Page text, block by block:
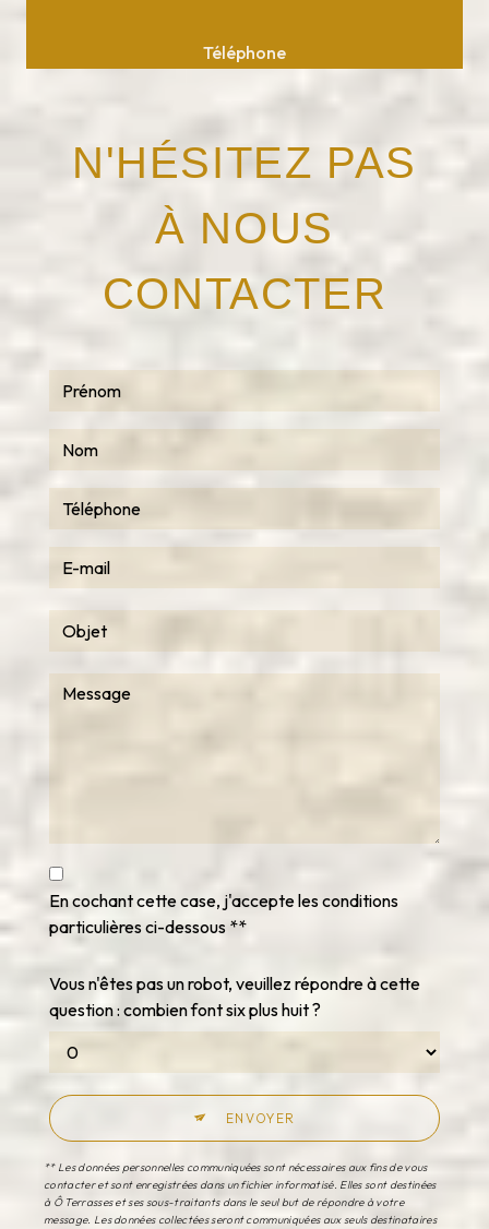
Téléphone
N'HÉSITEZ PAS
À NOUS
CONTACTER
En cochant cette case, j'accepte les conditions
particulières ci-dessous **
Vous n'êtes pas un robot, veuillez répondre à cette
question : combien font six plus huit ?
ENVOYER
** Les données personnelles communiquées sont nécessaires aux fins de vous
contacter et sont enregistrées dans un fichier informatisé. Elles sont destinées
à Ô Terrasses et ses sous-traitants dans le seul but de répondre à votre
message. Les données collectées seront communiquées aux seuls destinataires